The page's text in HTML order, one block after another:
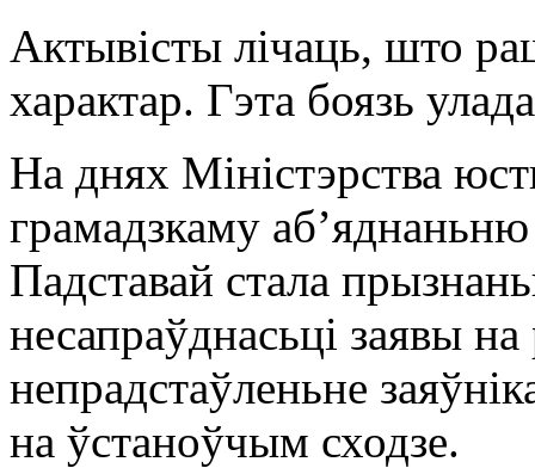
Актывісты лічаць, што
характар. Гэта боязь
На днях Міністэрства
грамадзкаму
Падставай стала
несапраўднасьці заявы
непрадстаўленьне
на ўстаноўчым сходзе.